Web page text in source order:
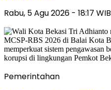
Rabu, 5 Agu 2026 - 18:17 WIB
Pemerintahan